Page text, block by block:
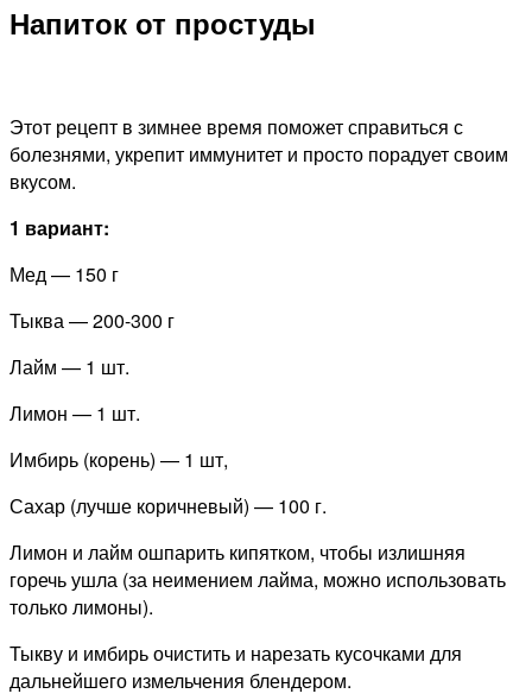
Напиток от простуды
Этот рецепт в зимнее время поможет справиться с
болезнями, укрепит иммунитет и просто порадует своим
вкусом.
1 вариант:
Мед — 150 г
Тыква — 200-300 г
Лайм — 1 шт.
Лимон — 1 шт.
Имбирь (корень) — 1 шт,
Сахар (лучше коричневый) — 100 г.
Лимон и лайм ошпарить кипятком, чтобы излишняя
горечь ушла (за неимением лайма, можно использовать
только лимоны).
Тыкву и имбирь очистить и нарезать кусочками для
дальнейшего измельчения блендером.